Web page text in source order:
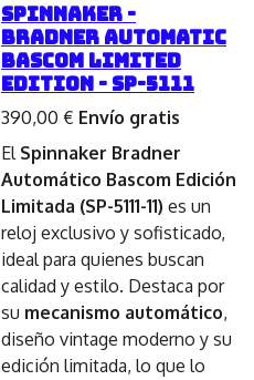
SPINNAKER -
BRADNER AUTOMATIC
BASCOM LIMITED
EDITION - SP-5111
390,00 € Envío gratis
El Spinnaker Bradner
Automático Bascom Edición
Limitada (SP-5111-11) es un
reloj exclusivo y sofisticado,
ideal para quienes buscan
calidad y estilo. Destaca por
su mecanismo automático,
diseño vintage moderno y su
edición limitada, lo que lo